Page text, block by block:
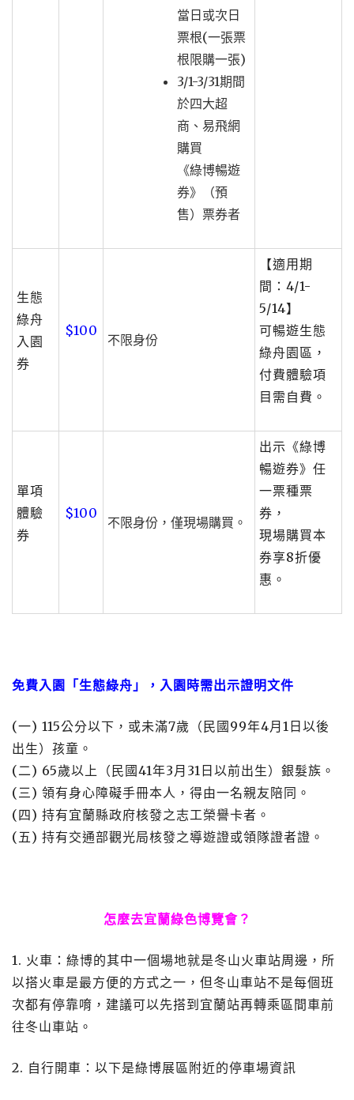
當日或次日
票根(一張票
根限購一張)
3/1-3/31期間
於四大超
商、易飛網
購買
《綠博暢遊
券》（預
售）票券者
生態
綠舟
入園
券
$100
不限身份
【適用期
間：4/1-
5/14】
可暢遊生態
綠舟園區，
付費體驗項
目需自費。
單項
體驗
券
$100
不限身份，僅現場購買。
出示《綠博
暢遊券》任
一票種票
券，
現場購買本
券享8折優
惠。
免費入園「生態綠舟」，入園時需出示證明文件
(一) 115公分以下，或未滿7歲（民國99年4月1日以後
出生）孩童。
(二) 65歲以上（民國41年3月31日以前出生）銀髮族。
(三) 領有身心障礙手冊本人，得由一名親友陪同。
(四) 持有宜蘭縣政府核發之志工榮譽卡者。
(五) 持有交通部觀光局核發之導遊證或領隊證者證。
怎麼去宜蘭綠色博覽會？
1. 火車：綠博的其中一個場地就是冬山火車站周邊，所
以搭火車是最方便的方式之一，但冬山車站不是每個班
次都有停靠唷，建議可以先搭到宜蘭站再轉乘區間車前
往冬山車站。
2. 自行開車：以下是綠博展區附近的停車場資訊